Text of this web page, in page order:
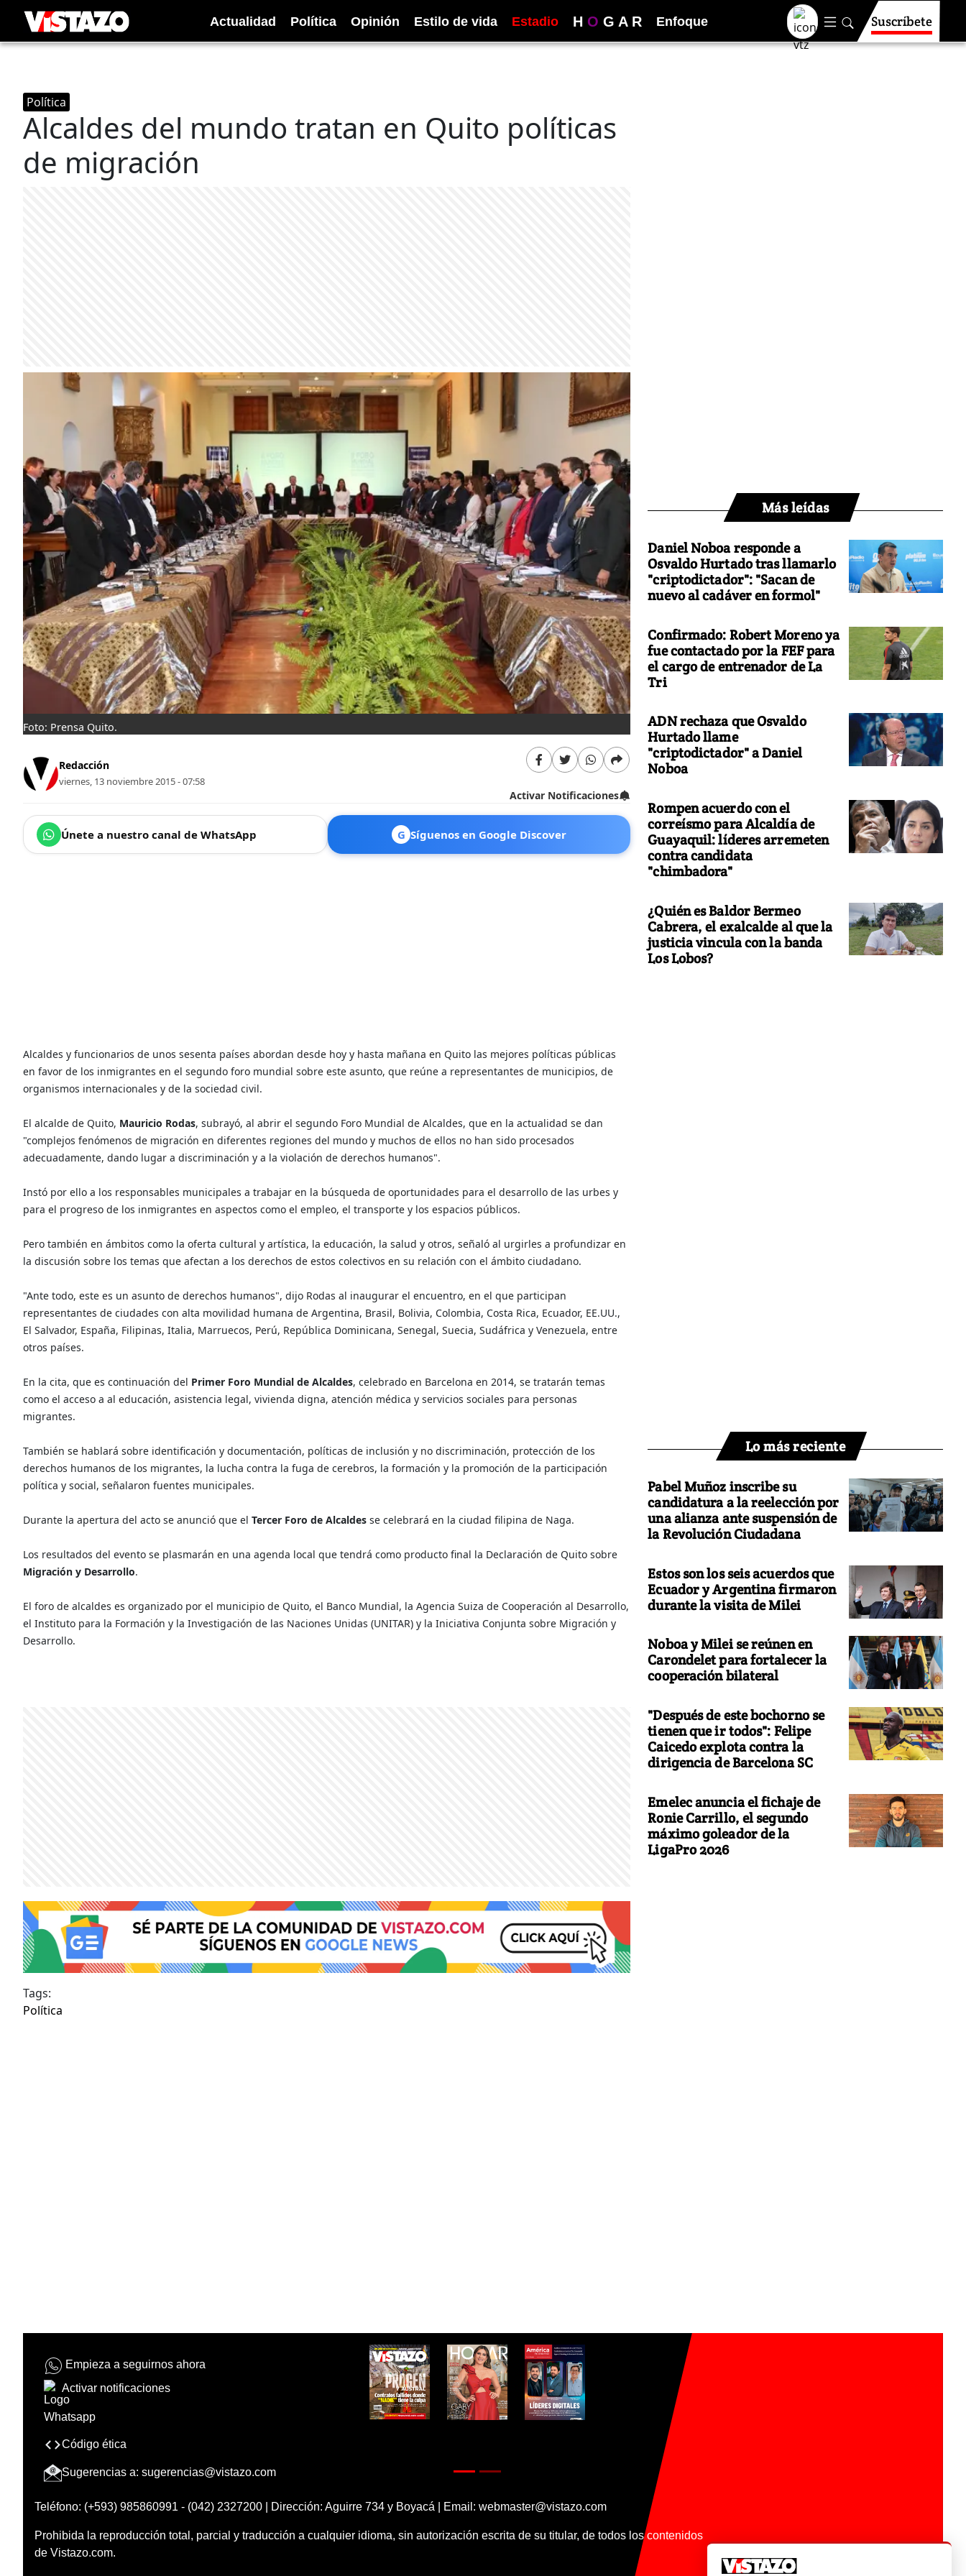
Actualidad Política Opinión Estilo de vida Estadio H O G A R Enfoque Suscríbete
Política
Alcaldes del mundo tratan en Quito políticas
de migración
Foto: Prensa Quito.
Redacción
viernes, 13 noviembre 2015 - 07:58
Activar Notificaciones
Únete a nuestro canal de WhatsApp G Síguenos en Google Discover
Alcaldes y funcionarios de unos sesenta países abordan desde hoy y hasta mañana en Quito las mejores políticas públicas
en favor de los inmigrantes en el segundo foro mundial sobre este asunto, que reúne a representantes de municipios, de
organismos internacionales y de la sociedad civil.
El alcalde de Quito, Mauricio Rodas, subrayó, al abrir el segundo Foro Mundial de Alcaldes, que en la actualidad se dan
"complejos fenómenos de migración en diferentes regiones del mundo y muchos de ellos no han sido procesados
adecuadamente, dando lugar a discriminación y a la violación de derechos humanos".
Instó por ello a los responsables municipales a trabajar en la búsqueda de oportunidades para el desarrollo de las urbes y
para el progreso de los inmigrantes en aspectos como el empleo, el transporte y los espacios públicos.
Pero también en ámbitos como la oferta cultural y artística, la educación, la salud y otros, señaló al urgirles a profundizar en
la discusión sobre los temas que afectan a los derechos de estos colectivos en su relación con el ámbito ciudadano.
"Ante todo, este es un asunto de derechos humanos", dijo Rodas al inaugurar el encuentro, en el que participan
representantes de ciudades con alta movilidad humana de Argentina, Brasil, Bolivia, Colombia, Costa Rica, Ecuador, EE.UU.,
El Salvador, España, Filipinas, Italia, Marruecos, Perú, República Dominicana, Senegal, Suecia, Sudáfrica y Venezuela, entre
otros países.
En la cita, que es continuación del Primer Foro Mundial de Alcaldes, celebrado en Barcelona en 2014, se tratarán temas
como el acceso a al educación, asistencia legal, vivienda digna, atención médica y servicios sociales para personas
migrantes.
También se hablará sobre identificación y documentación, políticas de inclusión y no discriminación, protección de los
derechos humanos de los migrantes, la lucha contra la fuga de cerebros, la formación y la promoción de la participación
política y social, señalaron fuentes municipales.
Durante la apertura del acto se anunció que el Tercer Foro de Alcaldes se celebrará en la ciudad filipina de Naga.
Los resultados del evento se plasmarán en una agenda local que tendrá como producto final la Declaración de Quito sobre
Migración y Desarrollo.
El foro de alcaldes es organizado por el municipio de Quito, el Banco Mundial, la Agencia Suiza de Cooperación al Desarrollo,
el Instituto para la Formación y la Investigación de las Naciones Unidas (UNITAR) y la Iniciativa Conjunta sobre Migración y
Desarrollo.
Tags:
Política
Más leídas
Daniel Noboa responde a
Osvaldo Hurtado tras llamarlo
"criptodictador": "Sacan de
nuevo al cadáver en formol"
Confirmado: Robert Moreno ya
fue contactado por la FEF para
el cargo de entrenador de La
Tri
ADN rechaza que Osvaldo
Hurtado llame
"criptodictador" a Daniel
Noboa
Rompen acuerdo con el
correísmo para Alcaldía de
Guayaquil: líderes arremeten
contra candidata
"chimbadora"
¿Quién es Baldor Bermeo
Cabrera, el exalcalde al que la
justicia vincula con la banda
Los Lobos?
Lo más reciente
Pabel Muñoz inscribe su
candidatura a la reelección por
una alianza ante suspensión de
la Revolución Ciudadana
Estos son los seis acuerdos que
Ecuador y Argentina firmaron
durante la visita de Milei
Noboa y Milei se reúnen en
Carondelet para fortalecer la
cooperación bilateral
"Después de este bochorno se
tienen que ir todos": Felipe
Caicedo explota contra la
dirigencia de Barcelona SC
Emelec anuncia el fichaje de
Ronie Carrillo, el segundo
máximo goleador de la
LigaPro 2026
Empieza a seguirnos ahora
Activar notificaciones
Código ética
Sugerencias a: sugerencias@vistazo.com
Teléfono: (+593) 985860991 - (042) 2327200 | Dirección: Aguirre 734 y Boyacá | Email: webmaster@vistazo.com
Prohibida la reproducción total, parcial y traducción a cualquier idioma, sin autorización escrita de su titular, de todos los contenidos
de Vistazo.com.